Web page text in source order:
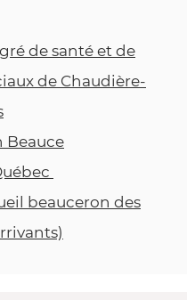
de santé et de
de Chaudière-
Beauce
beauceron des